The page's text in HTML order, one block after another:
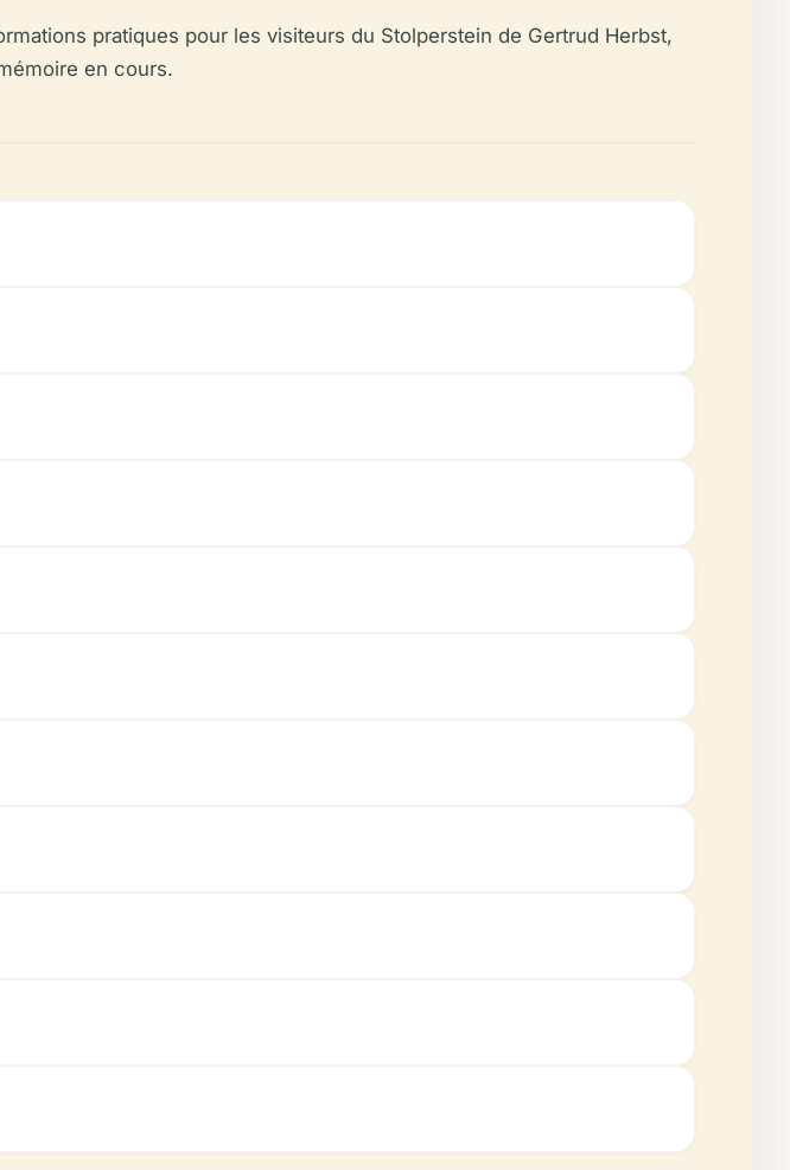
pratiques pour les visiteurs du Stolperstein de Gertrud Herbst,
en cours.